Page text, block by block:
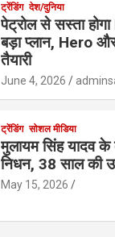
ट्रेंडिंग देश/दुनिया
पेट्रोल से सस्ता
बड़ा प्लान, Hero
तैयारी
June 4, 2026
ट्रेंडिंग सोशल मीडिया
मुलायम सिंह यादव के
निधन, 38 साल की
May 15, 2026